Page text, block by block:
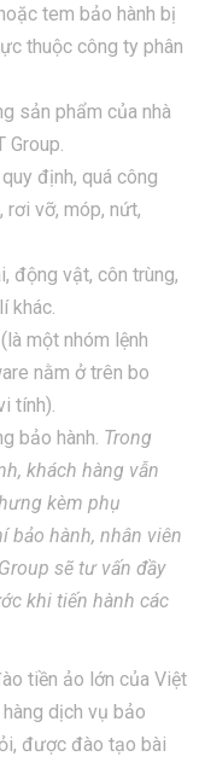
tem bảo hành bị
thuộc công ty phân
sản phẩm của nhà
Group.
định, quá công
rơi vỡ, móp, nứt,
động vật, côn trùng,
khác.
một nhóm lệnh
nằm ở trên bo
tính).
bảo hành. Trong
khách hàng vẫn
kèm phụ
bảo hành, nhân viên
sẽ tư vấn đầy
khi tiến hành các
tiền ảo lớn của Việt
dịch vụ bảo
được đào tạo bài